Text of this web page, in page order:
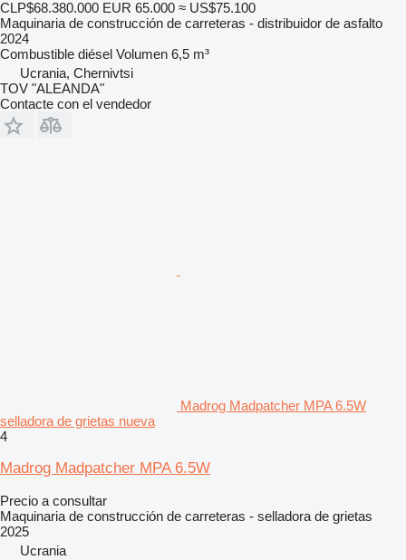
CLP$68.380.000 EUR 65.000 ≈ US$75.100
Maquinaria de construcción de carreteras - distribuidor de asfalto
2024
Combustible diésel Volumen 6,5 m³
Ucrania, Chernivtsi
TOV "ALEANDA"
Contacte con el vendedor
Madrog Madpatcher MPA 6.5W
selladora de grietas nueva
4
Madrog Madpatcher MPA 6.5W
Precio a consultar
Maquinaria de construcción de carreteras - selladora de grietas
2025
Ucrania